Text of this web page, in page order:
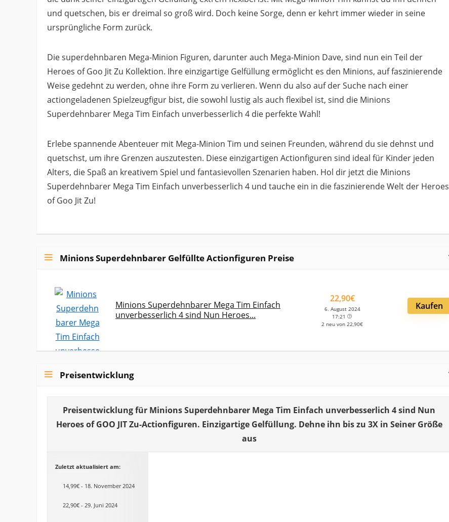
und quetschen, bis er dreimal so groß wird. Doch keine Sorge, denn er kehrt immer wieder in seine
ursprüngliche Form zurück.
Die superdehnbaren Mega-Minion Figuren, darunter auch Mega-Minion Dave, sind nun ein Teil der
Heroes of Goo Jit Zu Kollektion. Ihre einzigartige Gelfüllung ermöglicht es den Minions, auf faszinierende
Weise gedehnt zu werden, ohne ihre Form zu verlieren. Wenn du also auf der Suche nach einer
actiongeladenen Spielzeugfigur bist, die sowohl lustig als auch flexibel ist, sind die Minions
Superdehnbarer Mega Tim Einfach unverbesserlich 4 die perfekte Wahl!
Erlebe spannende Abenteuer mit Mega-Minion Tim und seinen Freunden, während du sie dehnst und
quetschst, um ihre Grenzen auszutesten. Diese einzigartigen Actionfiguren sind ideal für Kinder jeden
Alters, die Spaß an kreativem Spiel und fantasievollen Szenarien haben. Hol dir jetzt die Minions
Superdehnbarer Mega Tim Einfach unverbesserlich 4 und tauche ein in die faszinierende Welt der Heroes
of Goo Jit Zu!
Minions Superdehnbarer Gelfüllte Actionfiguren Preise
Minions Superdehnbarer Mega Tim Einfach
unverbesserlich 4 sind Nun Heroes...
22,90€
6. August 2024
17:21
2 neu von 22,90€
Kaufen
Preisentwicklung
Preisentwicklung für Minions Superdehnbarer Mega Tim Einfach unverbesserlich 4 sind Nun
Heroes of GOO JIT Zu-Actionfiguren. Einzigartige Gelfüllung. Dehne ihn bis zu 3X in Seiner Größe
aus
Zuletzt aktualisiert am:
14,99€ - 18. November 2024
22,90€ - 29. Juni 2024